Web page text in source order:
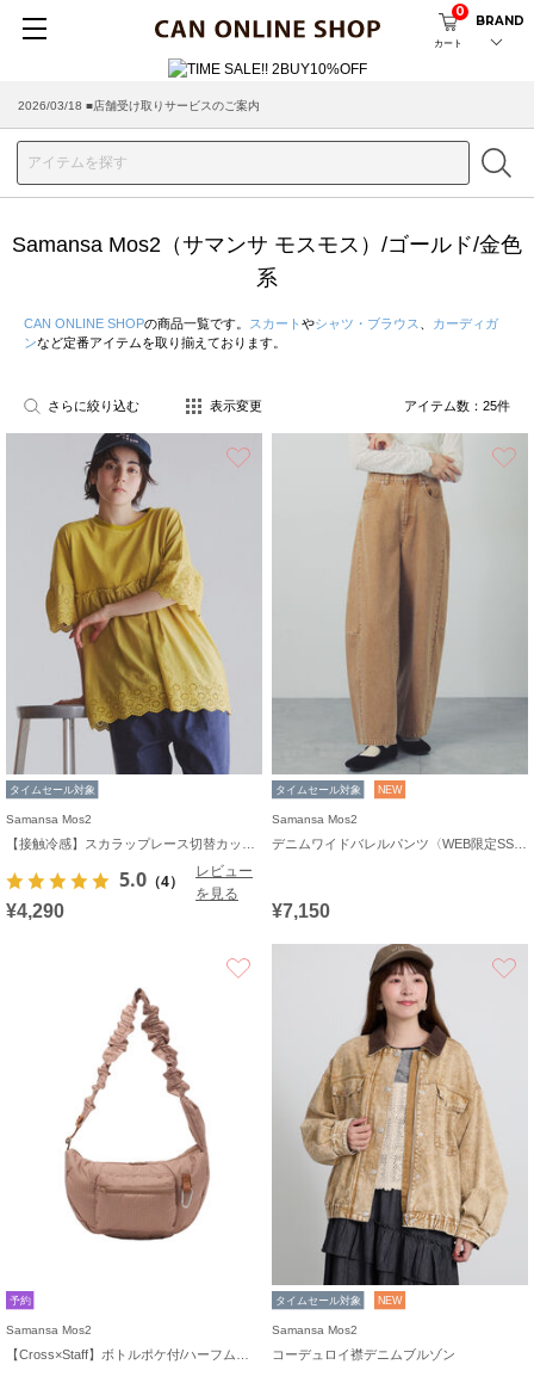
カート
0
BRAND
2026/08/04 ■8/13(木)AM2:00～サイトメンテナンス実施のお知らせ
2026/03/18 ■店舗受け取りサービスのご案内
Samansa Mos2（サマンサ モスモス）/ゴールド/金色
系
CAN ONLINE SHOPの商品一覧です。 スカート やシャツ・ブラウス
カーディガ
ンなど定番アイテムを取り揃えております。
さらに絞り込む 表示変更 アイテム数： 25件
タイムセール対象
Samansa Mos2
5.0 （4）
レビュー
を見る
¥4,290
タイムセール対象 NEW
Samansa Mos2
¥7,150
予約
Samansa Mos2
タイムセール対象 NEW
Samansa Mos2
コーデュロイ襟デニムブルゾン